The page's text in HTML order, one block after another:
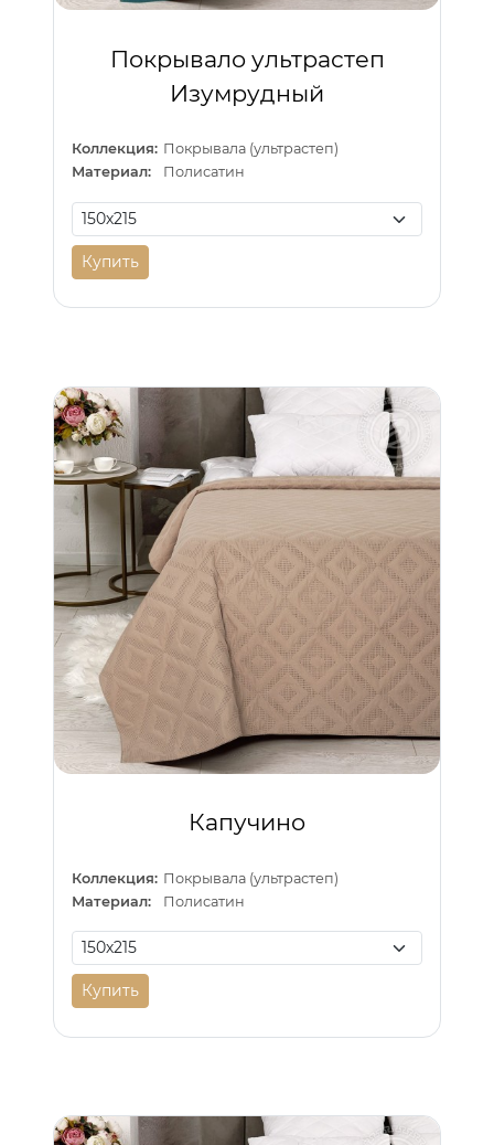
Покрывало ультрастеп
Изумрудный
Коллекция: Покрывала (ультрастеп)
Материал:
Полисатин
Купить
Капучино
Коллекция: Покрывала (ультрастеп)
Материал:
Полисатин
Купить